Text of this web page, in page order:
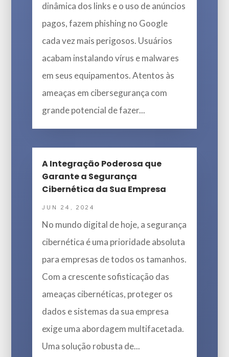
dinâmica dos links e o uso de anúncios
pagos, fazem phishing no Google
cada vez mais perigosos. Usuários
acabam instalando vírus e malwares
em seus equipamentos. Atentos às
ameaças em cibersegurança com
grande potencial de fazer...
A Integração Poderosa que
Garante a Segurança
Cibernética da Sua Empresa
JUN 24, 2024
No mundo digital de hoje, a segurança
cibernética é uma prioridade absoluta
para empresas de todos os tamanhos.
Com a crescente sofisticação das
ameaças cibernéticas, proteger os
dados e sistemas da sua empresa
exige uma abordagem multifacetada.
Uma solução robusta de...